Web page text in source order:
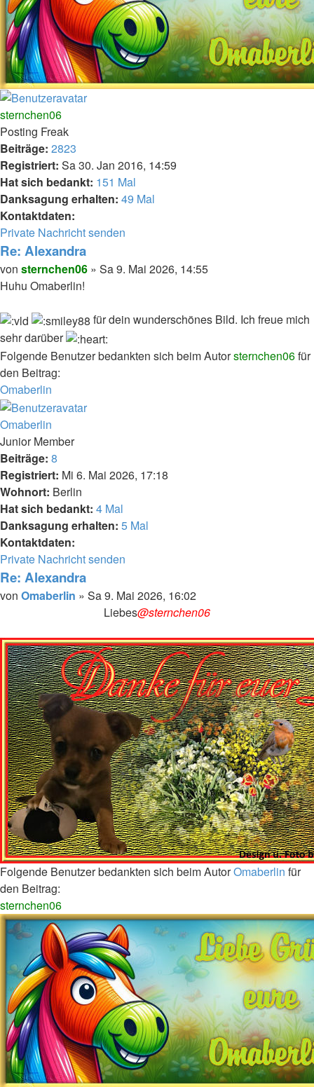
Nach
oben
sternchen06
Posting Freak
Beiträge: 2823
Registriert: Sa 30. Jan 2016, 14:59
Hat sich bedankt: 151 Mal
Danksagung erhalten: 49 Mal
Kontaktdaten:
Kontaktdaten
von
sternchen06
Private Nachricht senden
Re: Alexandra
Melden
Zitieren
Beitrag
von sternchen06 » Sa 9. Mai 2026, 14:55
Huhu Omaberlin!
für dein wunderschönes Bild. Ich freue mich
sehr darüber
Folgende Benutzer bedankten sich beim Autorsternchen06für
den Beitrag:
Omaberlin
Nach
oben
Omaberlin
Junior Member
Beiträge: 8
Registriert: Mi 6. Mai 2026, 17:18
Wohnort: Berlin
Hat sich bedankt: 4 Mal
Danksagung erhalten: 5 Mal
Kontaktdaten:
Kontaktdaten
von
Omaberlin
Private Nachricht senden
Re: Alexandra
Melden
Zitieren
Beitrag
von Omaberlin » Sa 9. Mai 2026, 16:02
Liebes@sternchen06
Folgende Benutzer bedankten sich beim AutorOmaberlin für
den Beitrag:
sternchen06